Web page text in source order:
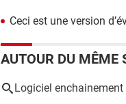
Ceci est une version
AUTOUR DU MÊME
Logiciel